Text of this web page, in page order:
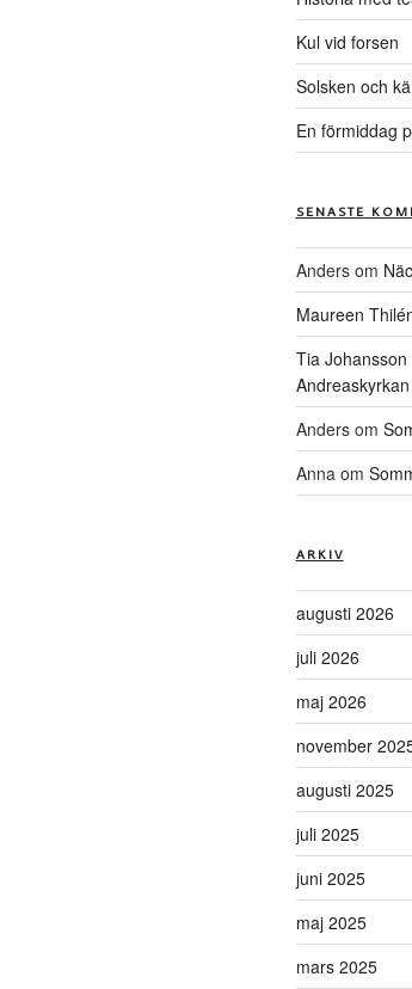
Kul vid forsen
Solsken och
En förmiddag
SENASTE
Andersom
Maureen
Tia Johansson
Andreaskyrkan
Andersom
Anna om
ARKIV
augusti 2026
juli 2026
maj 2026
november
augusti 2025
juli 2025
juni 2025
maj 2025
mars 2025